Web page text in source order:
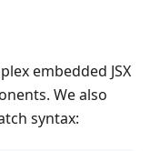
embedded JSX
We also
syntax: